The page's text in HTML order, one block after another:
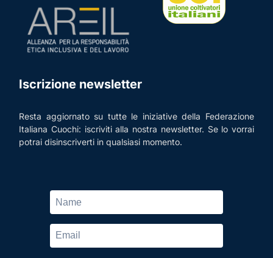
Iscrizione newsletter
Resta aggiornato su tutte le iniziative della Federazione
Italiana Cuochi: iscriviti alla nostra newsletter. Se lo vorrai
potrai disinscriverti in qualsiasi momento.